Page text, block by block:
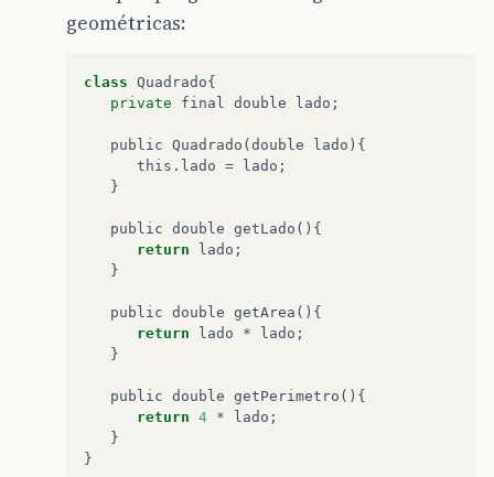
geométricas:
class Quadrado{
private
final double lado ;
public Quadrado ( double lado ){
this . lado = lado ;
   }
public double getLado (){
return
lado ;
   }
public double getArea (){
return
lado * lado ;
   }
public double getPerimetro (){
return 4 * lado ;
   }